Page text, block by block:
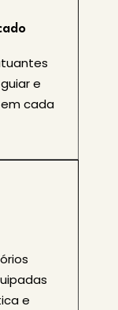
e
cada
e